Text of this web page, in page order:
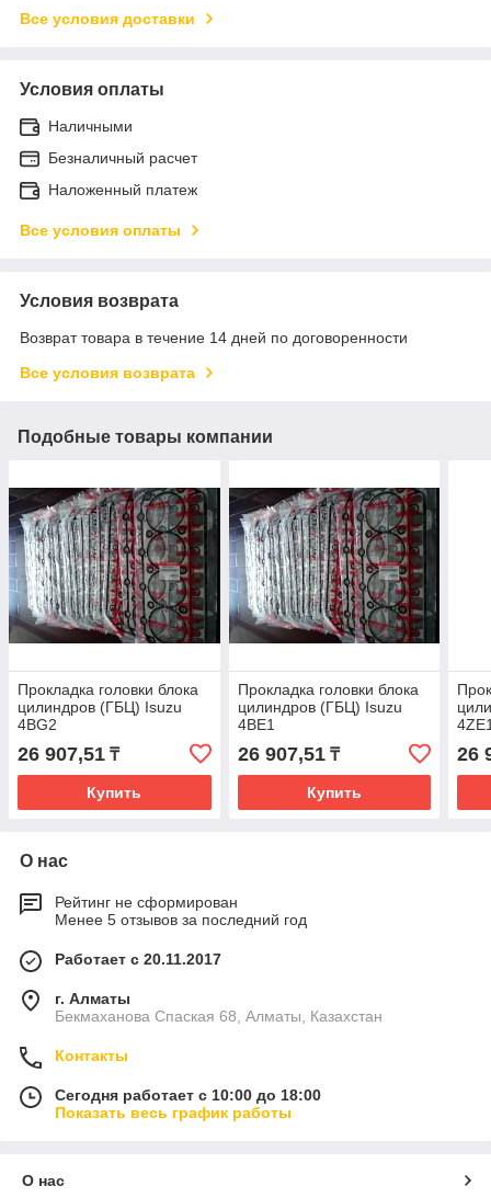
Все условия доставки
Условия оплаты
Наличными
Безналичный расчет
Наложенный платеж
Все условия оплаты
Условия возврата
Возврат товара в течение 14 дней по договоренности
Все условия возврата
Подобные товары компании
Прокладка головки блока
цилиндров (ГБЦ) Isuzu
4BG2
26 907,51 ₸
Купить
Прокладка головки блока
цилиндров (ГБЦ) Isuzu
4BE1
26 907,51₸
Купить
26
О нас
Рейтинг не сформирован
Менее 5 отзывов за последний год
Работает с 20.11.2017
г. Алматы
Бекмаханова Спаская 68, Алматы, Казахстан
Контакты
Сегодня работает с 10:00 до 18:00
Показать весь график работы
О нас